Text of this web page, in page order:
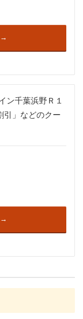
ン千葉浜野Ｒ１
引」などのクー